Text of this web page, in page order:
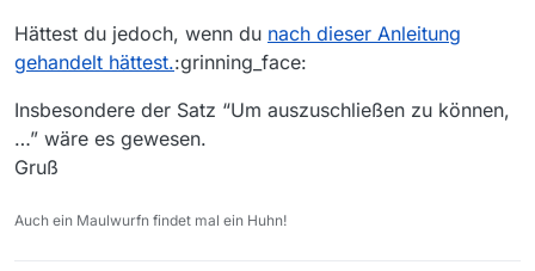
Hättest du jedoch, wenn du nach dieser Anleitung
gehandelt hättest.:grinning_face:
Insbesondere der Satz “Um auszuschließen zu können,
…” wäre es gewesen.
Gruß
Auch ein Maulwurfn findet mal ein Huhn!